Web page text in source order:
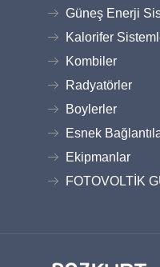
Güneş Enerji
Kalorifer
Kombiler
Radyatörler
Boylerler
Esnek
Ekipmanlar
FOTOVOLTİK